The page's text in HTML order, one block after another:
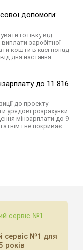
допомоги:
готівку від
заробітної
кошти в касі понад
дня настання
до 11 816
до проекту
урядові розрахунки.
мінзарплати до 9
і не покриває
сервіс №1 для
років